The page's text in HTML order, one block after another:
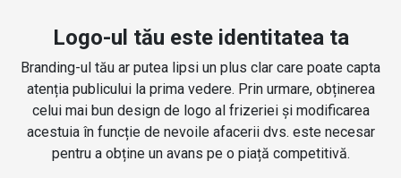
Logo-ul tău este identitatea ta
Branding-ul tău ar putea lipsi un plus clar care poate capta
atenția publicului la prima vedere. Prin urmare, obținerea
celui mai bun design de logo al frizeriei și modificarea
acestuia în funcție de nevoile afacerii dvs. este necesar
pentru a obține un avans pe o piață competitivă.